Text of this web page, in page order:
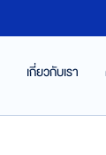
เกี่ยวกับเรา